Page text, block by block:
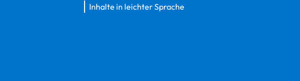
Inhalte in leichter Sprache